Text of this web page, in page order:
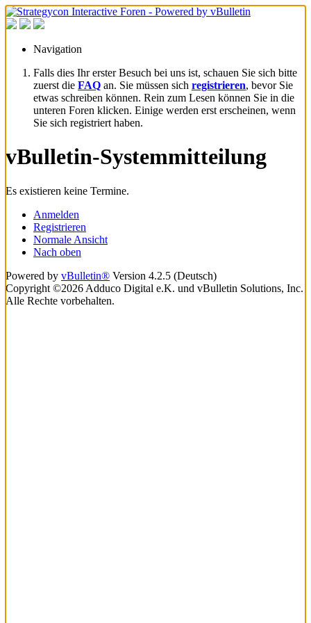
Navigation
Falls dies Ihr erster Besuch bei uns ist, schauen Sie sich bitte
zuerst die FAQ an. Sie müssen sich registrieren, bevor Sie
etwas schreiben können. Rein zum Lesen können Sie in die
unteren Foren klicken. Einige werden erst erscheinen, wenn
Sie sich registriert haben.
vBulletin-Systemmitteilung
Es existieren keine Termine.
Anmelden
Registrieren
Normale Ansicht
Nach oben
Powered by vBulletin® Version 4.2.5 (Deutsch)
Copyright ©2026 Adduco Digital e.K. und vBulletin Solutions, Inc.
Alle Rechte vorbehalten.